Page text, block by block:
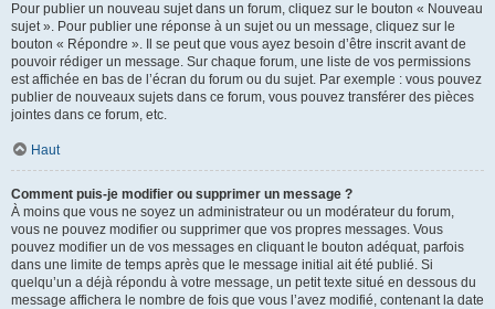
Pour publier un nouveau sujet dans un forum, cliquez sur le bouton « Nouveau
sujet ». Pour publier une réponse à un sujet ou un message, cliquez sur le
bouton « Répondre ». Il se peut que vous ayez besoin d’être inscrit avant de
pouvoir rédiger un message. Sur chaque forum, une liste de vos permissions
est affichée en bas de l’écran du forum ou du sujet. Par exemple : vous pouvez
publier de nouveaux sujets dans ce forum, vous pouvez transférer des pièces
jointes dans ce forum, etc.
Haut
Comment puis-je modifier ou supprimer un message ?
À moins que vous ne soyez un administrateur ou un modérateur du forum,
vous ne pouvez modifier ou supprimer que vos propres messages. Vous
pouvez modifier un de vos messages en cliquant le bouton adéquat, parfois
dans une limite de temps après que le message initial ait été publié. Si
quelqu’un a déjà répondu à votre message, un petit texte situé en dessous du
message affichera le nombre de fois que vous l’avez modifié, contenant la date